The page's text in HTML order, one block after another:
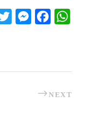
W
ha
pp
Fa
ce
M
es
er
NEXT